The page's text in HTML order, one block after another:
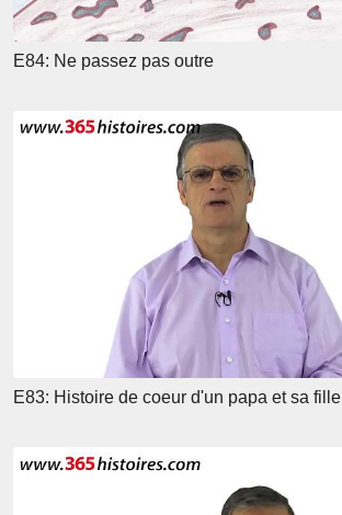
E84: Ne passez pas outre
E83: Histoire de coeur d'un papa et sa fille